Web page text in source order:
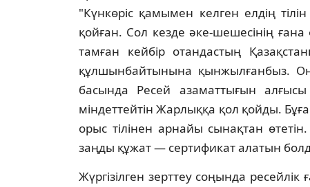
"Күнкөрiс қамымен келген елдiң
қойған. Сол кезде әке-шешесiнiң
тамған кейбiр отандастың
құлшынбайтынына қынжылғанбыз.
басында Ресей азаматтығын
мiндеттейтiн Жарлыққа қол қойды.
орыс тiлiнен арнайы сынақтан
заңды құжат — сертификат алатын
Жүргiзiлген зерттеу соңында